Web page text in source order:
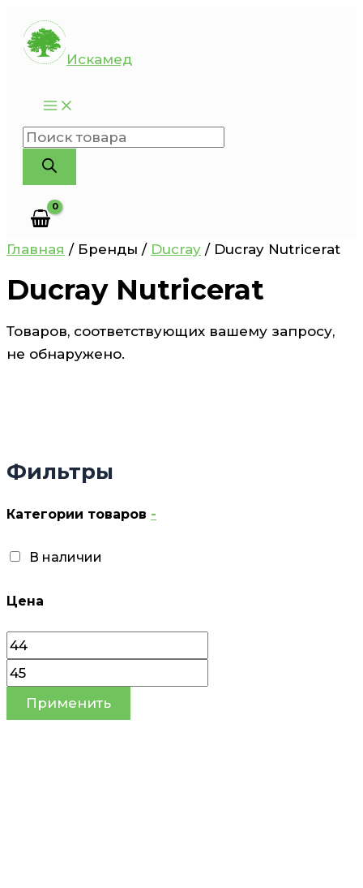
Перейти
содержимому
Искамед
Поиск
товаров
Фильтры
Категории товаров -
В наличии
Цена
Применить
Главная / Бренды / Ducray / Ducray Nutricerat
Ducray Nutricerat
Товаров, соответствующих вашему запросу,
не обнаружено.